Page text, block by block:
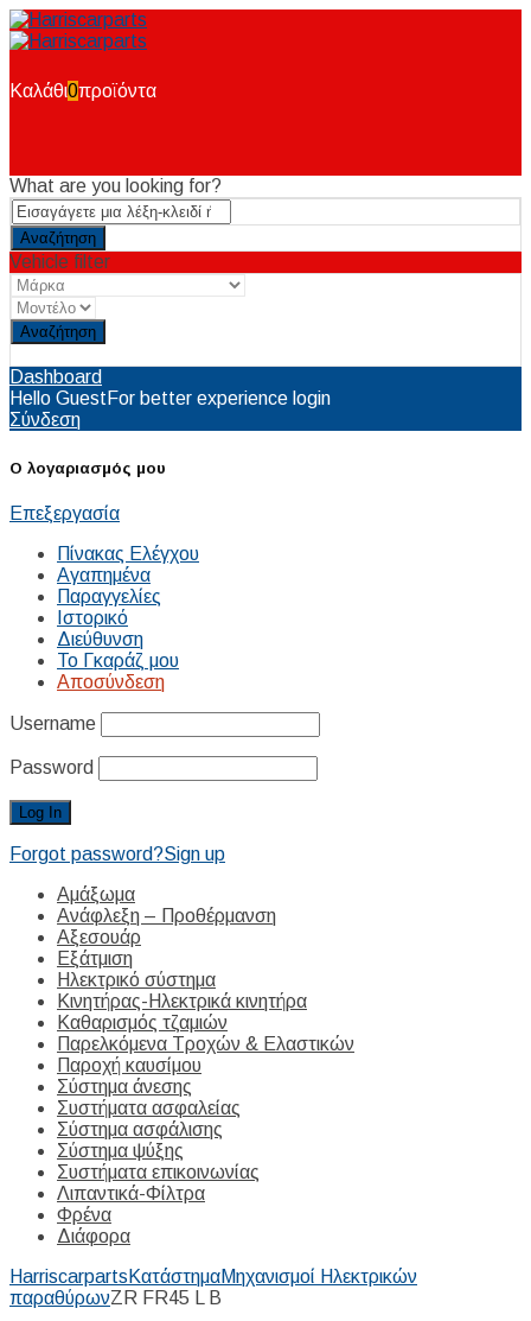
Καλάθι0προϊόντα
What are you looking for?
Vehicle filter
Dashboard
Hello Guest For better experience login
Σύνδεση
Ο λογαριασμός μου
Επεξεργασία
Πίνακας Ελέγχου
Αγαπημένα
Παραγγελίες
Ιστορικό
Διεύθυνση
Το Γκαράζ μου
Αποσύνδεση
Username
Password
Forgot password?Sign up
Αμάξωμα
Ανάφλεξη – Προθέρμανση
Αξεσουάρ
Εξάτμιση
Ηλεκτρικό σύστημα
Κινητήρας-Ηλεκτρικά κινητήρα
Καθαρισμός τζαμιών
Παρελκόμενα Τροχών & Ελαστικών
Παροχή καυσίμου
Σύστημα άνεσης
Συστήματα ασφαλείας
Σύστημα ασφάλισης
Σύστημα ψύξης
Συστήματα επικοινωνίας
Λιπαντικά-Φίλτρα
Φρένα
Διάφορα
Harriscarparts ΚατάστημαΜηχανισμοί Ηλεκτρικών
παραθύρωνZR FR45 L B